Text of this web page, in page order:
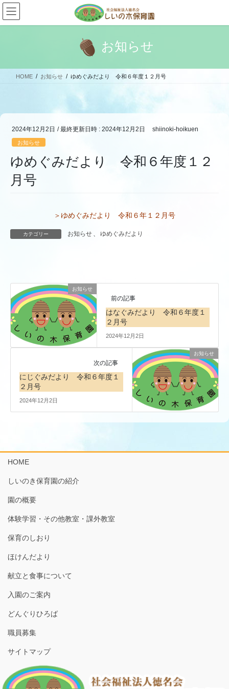
コ
ン
テ
ス
ナ
ビ
ゲ
ン
お知らせ
HOME お知らせ ゆめぐみだより 令和６年度１２月号
2024年12月2日 / 最終更新日時 : 2024年12月2日 shiinoki-hoikuen
お知らせ
ゆめぐみだより 令和６年度１２
月号
＞ゆめぐみだより 令和６年１２月号
カテゴリー お知らせ ゆめぐみだより
お知らせ
前の記事
はなぐみだより 令和６年度１
２月号
2024年12月2日
お知らせ
次の記事
にじぐみだより 令和６年度１
２月号
2024年12月2日
HOME
しいのき保育園の紹介
園の概要
体験学習・その他教室・課外教室
保育のしおり
ほけんだより
献立と食事について
入園のご案内
どんぐりひろば
職員募集
サイトマップ